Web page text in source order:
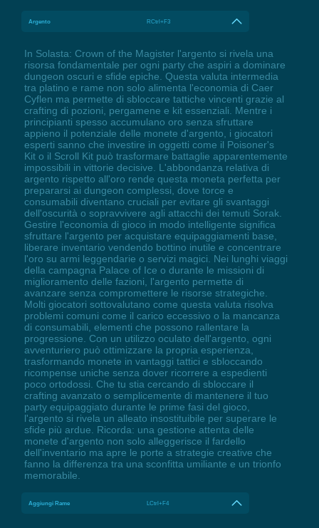
Argento RCtrl+F3
In Solasta: Crown of the Magister l'argento si rivela una
risorsa fondamentale per ogni party che aspiri a dominare
dungeon oscuri e sfide epiche. Questa valuta intermedia
tra platino e rame non solo alimenta l'economia di Caer
Cyflen ma permette di sbloccare tattiche vincenti grazie al
crafting di pozioni, pergamene e kit essenziali. Mentre i
principianti spesso accumulano oro senza sfruttare
appieno il potenziale delle monete d'argento, i giocatori
esperti sanno che investire in oggetti come il Poisoner's
Kit o il Scroll Kit può trasformare battaglie apparentemente
impossibili in vittorie decisive. L'abbondanza relativa di
argento rispetto all'oro rende questa moneta perfetta per
prepararsi ai dungeon complessi, dove torce e
consumabili diventano cruciali per evitare gli svantaggi
dell'oscurità o sopravvivere agli attacchi dei temuti Sorak.
Gestire l'economia di gioco in modo intelligente significa
sfruttare l'argento per acquistare equipaggiamenti base,
liberare inventario vendendo bottino inutile e concentrare
l'oro su armi leggendarie o servizi magici. Nei lunghi viaggi
della campagna Palace of Ice o durante le missioni di
miglioramento delle fazioni, l'argento permette di
avanzare senza compromettere le risorse strategiche.
Molti giocatori sottovalutano come questa valuta risolva
problemi comuni come il carico eccessivo o la mancanza
di consumabili, elementi che possono rallentare la
progressione. Con un utilizzo oculato dell'argento, ogni
avventuriero può ottimizzare la propria esperienza,
trasformando monete in vantaggi tattici e sbloccando
ricompense uniche senza dover ricorrere a espedienti
poco ortodossi. Che tu stia cercando di sbloccare il
crafting avanzato o semplicemente di mantenere il tuo
party equipaggiato durante le prime fasi del gioco,
l'argento si rivela un alleato insostituibile per superare le
sfide più ardue. Ricorda: una gestione attenta delle
monete d'argento non solo alleggerisce il fardello
dell'inventario ma apre le porte a strategie creative che
fanno la differenza tra una sconfitta umiliante e un trionfo
memorabile.
Aggiungi Rame LCtrl+F4